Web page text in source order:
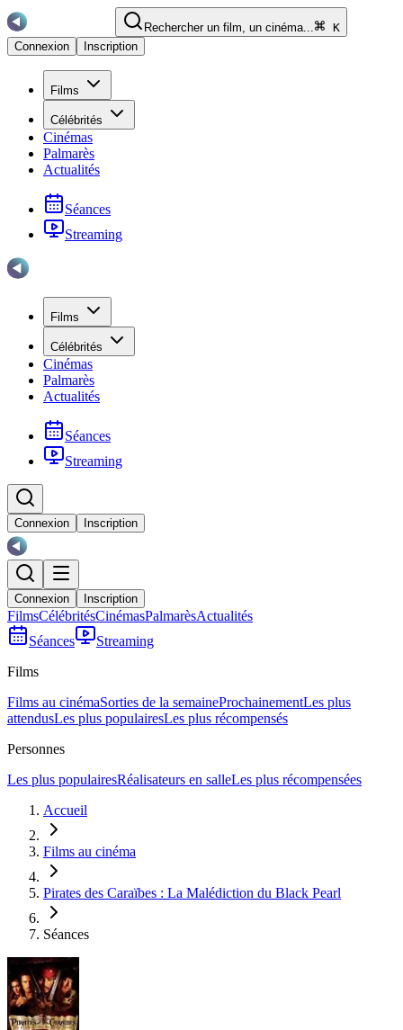
Rechercher un film, un cinéma...
K
Connexion
Inscription
Films
Célébrités
Cinémas
Palmarès
Actualités
Séances
Streaming
Films
Célébrités
Cinémas
Palmarès
Actualités
Séances
Streaming
Connexion Inscription
Connexion Inscription
FilmsCélébritésCinémasPalmarèsActualités
Séances
Streaming
Films
Films au cinémaSorties de la semaineProchainementLes plus
attendusLes plus populairesLes plus récompensés
Personnes
Les plus populairesRéalisateurs en salleLes plus récompensées
Accueil
Films au cinéma
Pirates des Caraïbes : La Malédiction du Black Pearl
Séances